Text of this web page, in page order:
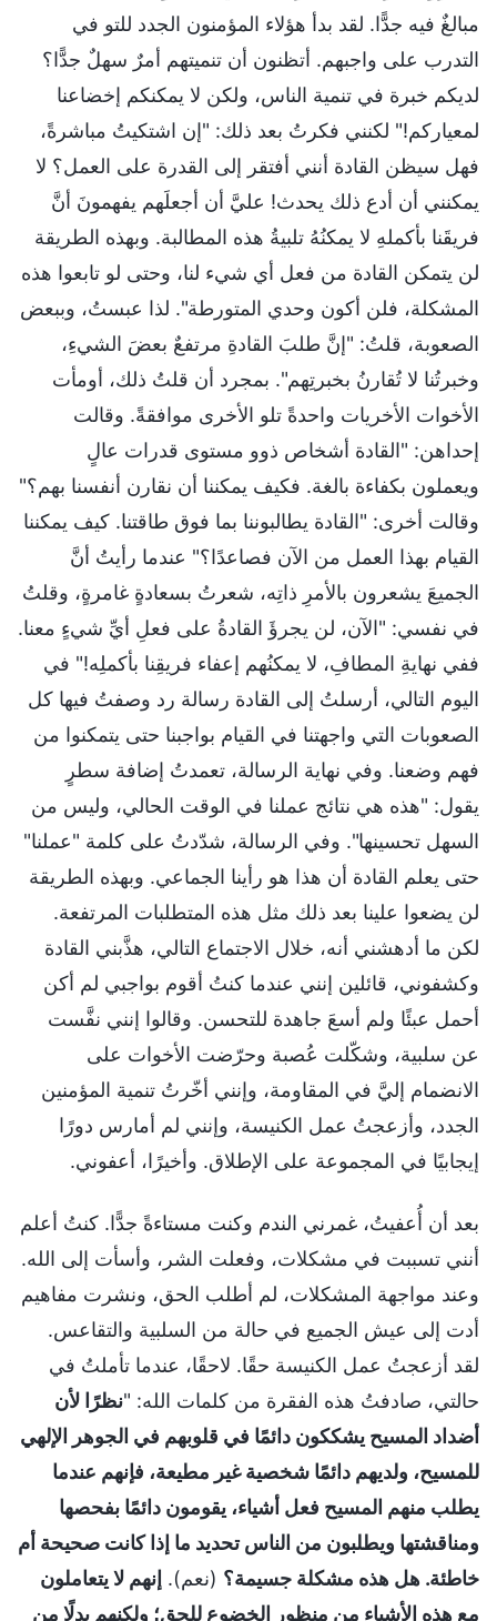
مبالغٌ فيه جدًّا. لقد بدأ هؤلاء المؤمنون الجدد للتو في
التدرب على واجبهم. أتظنون أن تنميتهم أمرٌ سهلٌ جدًّا؟
لديكم خبرة في تنمية الناس، ولكن لا يمكنكم إخضاعنا
لمعياركم!" لكنني فكرتُ بعد ذلك: "إن اشتكيتُ مباشرةً،
فهل سيظن القادة أنني أفتقر إلى القدرة على العمل؟ لا
يمكنني أن أدع ذلك يحدث! عليَّ أن أجعلَهم يفهمونَ أنَّ
فريقَنا بأكملهِ لا يمكنُهُ تلبيةُ هذه المطالبة. وبهذه الطريقة
لن يتمكن القادة من فعل أي شيء لنا، وحتى لو تابعوا هذه
المشكلة، فلن أكون وحدي المتورطة". لذا عبستُ، وببعض
الصعوبة، قلتُ: "إنَّ طلبَ القادةِ مرتفعٌ بعضَ الشيءِ،
وخبرتُنا لا تُقارنُ بخبرتِهم". بمجرد أن قلتُ ذلك، أومأت
الأخوات الأخريات واحدةً تلو الأخرى موافقةً. وقالت
إحداهن: "القادة أشخاص ذوو مستوى قدرات عالٍ
ويعملون بكفاءة بالغة. فكيف يمكننا أن نقارن أنفسنا بهم؟"
وقالت أخرى: "القادة يطالبوننا بما فوق طاقتنا. كيف يمكننا
القيام بهذا العمل من الآن فصاعدًا؟" عندما رأيتُ أنَّ
الجميعَ يشعرون بالأمرِ ذاتِه، شعرتُ بسعادةٍ غامرةٍ، وقلتُ
في نفسي: "الآن، لن يجرؤَ القادةُ على فعلِ أيِّ شيءٍ معنا.
ففي نهايةِ المطافِ، لا يمكنُهم إعفاء فريقِنا بأكملِه!" في
اليوم التالي، أرسلتُ إلى القادة رسالة رد وصفتُ فيها كل
الصعوبات التي واجهتنا في القيام بواجبنا حتى يتمكنوا من
فهم وضعنا. وفي نهاية الرسالة، تعمدتُ إضافة سطرٍ
يقول: "هذه هي نتائج عملنا في الوقت الحالي، وليس من
السهل تحسينها". وفي الرسالة، شدّدتُ على كلمة "عملنا"
حتى يعلم القادة أن هذا هو رأينا الجماعي. وبهذه الطريقة
لن يضعوا علينا بعد ذلك مثل هذه المتطلبات المرتفعة.
لكن ما أدهشني أنه، خلال الاجتماع التالي، هذَّبني القادة
وكشفوني، قائلين إنني عندما كنتُ أقوم بواجبي لم أكن
أحمل عبئًا ولم أسعَ جاهدة للتحسن. وقالوا إنني نفَّست
عن سلبية، وشكّلت عُصبة وحرّضت الأخوات على
الانضمام إليَّ في المقاومة، وإنني أخّرتُ تنمية المؤمنين
الجدد، وأزعجتُ عمل الكنيسة، وإنني لم أمارس دورًا
إيجابيًا في المجموعة على الإطلاق. وأخيرًا، أعفوني.
بعد أن أُعفيتُ، غمرني الندم وكنت مستاءةً جدًّا. كنتُ أعلم
أنني تسببت في مشكلات، وفعلت الشر، وأسأت إلى الله.
وعند مواجهة المشكلات، لم أطلب الحق، ونشرت مفاهيم
أدت إلى عيش الجميع في حالة من السلبية والتقاعس.
لقد أزعجتُ عمل الكنيسة حقًا. لاحقًا، عندما تأملتُ في
حالتي، صادفتُ هذه الفقرة من كلمات الله: "نظرًا لأن
أضداد المسيح يشككون دائمًا في قلوبهم في الجوهر الإلهي
للمسيح، ولديهم دائمًا شخصية غير مطيعة، فإنهم عندما
يطلب منهم المسيح فعل أشياء، يقومون دائمًا بفحصها
ومناقشتها ويطلبون من الناس تحديد ما إذا كانت صحيحة أم
خاطئة. هل هذه مشكلة جسيمة؟ (نعم). إنهم لا يتعاملون
مع هذه الأشياء من منظور الخضوع للحق؛ ولكنهم بدلًا من